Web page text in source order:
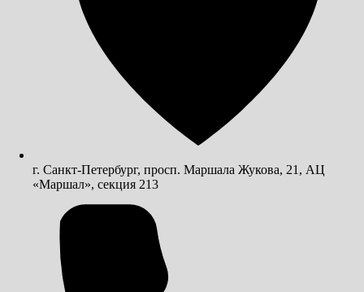
г. Санкт-Петербург, просп. Маршала Жукова, 21, АЦ
«Маршал», секция 213